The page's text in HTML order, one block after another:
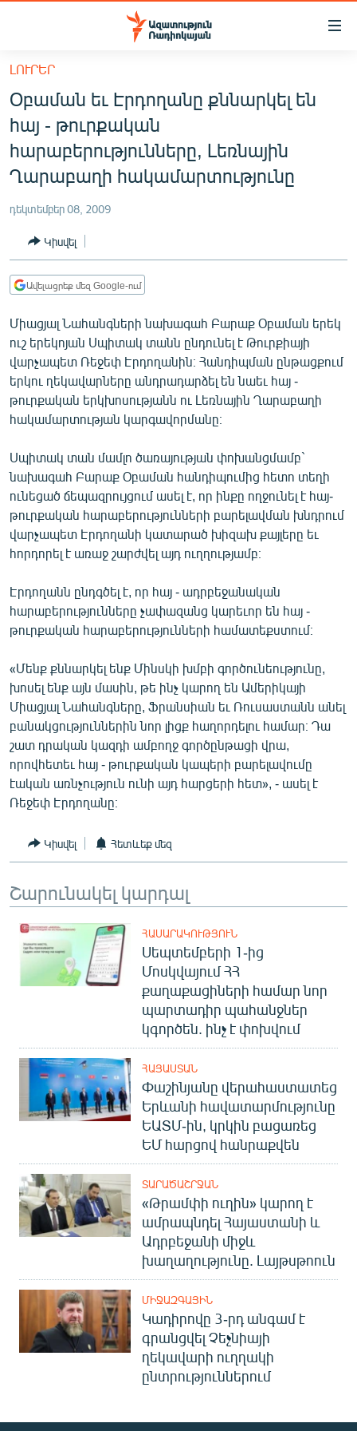
Մատչելիության
հիմնական
բովանդակությանը
Անցնել
հիմնական
մենյուին
Որոնում
ՀԱՅԱՍՏԱՆ
ՔԱՂԱՔԱԿԱՆ
ԸՆՏՐՈՒԹՅՈՒՆՆԵՐ 2026
ՏՆՏԵՍՈՒԹՅՈՒՆ
ՂԱՐԱԲԱՂ
ՏԱՐԱԾԱՇՐՋԱՆ
ՄԻՋԱԶԳԱՅԻՆ
ՄՇԱԿՈՒՅԹ
ՍՊՈՐՏ
ՄԵԿՆԱԲԱՆՈՒԹՅՈՒՆ
ՏՏ ԵՒ ԻՆՏԵՐՆԵՏ
ԿՈՐՈՆԱՎԻՐՈՒՍ
ԱՐԽԻՎ
ԲԱՆԱՎԵՃ
ՁԳՏԵԼՈՎ ԼԱՎԱԳՈՒՅՆԻՆ
Հայերեն
English
Русский
ՀԵՏԵՎԵՔ ՄԵԶ
«Ազատության» բոլոր կայքերը
ԼՈՒՐԵՐ
Օբաման եւ Էրդողանը քննարկել են
հայ - թուրքական
հարաբերությունները, Լեռնային
Ղարաբաղի հակամարտությունը
դեկտեմբեր 08, 2009
Կիսվել
Ավելացրեք մեզ Google-ում
Միացյալ Նահանգների նախագահ Բարաք Օբաման երեկ
ուշ երեկոյան Սպիտակ տանն ընդունել է Թուրքիայի
վարչապետ Ռեջեփ Էրդողանին։ Հանդիպման ընթացքում
երկու ղեկավարները անդրադարձել են նաեւ հայ -
թուրքական երկխոսությանն ու Լեռնային Ղարաբաղի
հակամարտության կարգավորմանը։
Սպիտակ տան մամլո ծառայության փոխանցմամբ`
նախագահ Բարաք Օբաման հանդիպումից հետո տեղի
ունեցած ճեպազրույցում ասել է, որ ինքը ողջունել է հայ-
թուրքական հարաբերությունների բարելավման խնդրում
վարչապետ Էրդողանի կատարած խիզախ քայլերը եւ
հորդորել է առաջ շարժվել այդ ուղղությամբ։
Էրդողանն ընդգծել է, որ հայ - ադրբեջանական
հարաբերությունները չափազանց կարեւոր են հայ -
թուրքական հարաբերությունների համատեքստում։
«Մենք քննարկել ենք Մինսկի խմբի գործունեությունը,
խոսել ենք այն մասին, թե ինչ կարող են Ամերիկայի
Միացյալ Նահանգները, Ֆրանսիան եւ Ռուսաստանն անել
բանակցություններին նոր լիցք հաղորդելու համար։ Դա
շատ դրական կազդի ամբողջ գործընթացի վրա,
որովհետեւ հայ - թուրքական կապերի բարելավումը
էական առնչություն ունի այդ հարցերի հետ», - ասել է
Ռեջեփ Էրդողանը։
Կիսվել Հետևեք մեզ
Շարունակել կարդալ
ՀԱՍԱՐԱԿՈՒԹՅՈՒՆ
Սեպտեմբերի 1-ից
Մոսկվայում ՀՀ
քաղաքացիների համար նոր
պարտադիր պահանջներ
կգործեն. ինչ է փոխվում
ՀԱՅԱՍՏԱՆ
Փաշինյանը վերահաստատեց
Երևանի հավատարմությունը
ԵԱՏՄ-ին, կրկին բացառեց
ԵՄ հարցով հանրաքվեն
ՏԱՐԱԾԱՇՐՋԱՆ
«Թրամփի ուղին» կարող է
ամրապնդել Հայաստանի և
Ադրբեջանի միջև
խաղաղությունը. Լայթսթոուն
ՄԻՋԱԶԳԱՅԻՆ
Կադիրովը 3-րդ անգամ է
գրանցվել Չեչնիայի
ղեկավարի ուղղակի
ընտրություններում